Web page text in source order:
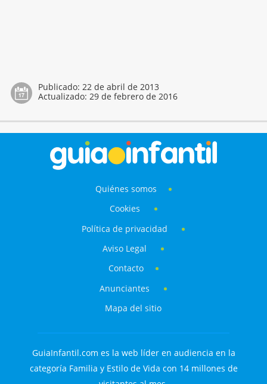
Publicado: 22 de abril de 2013
Actualizado: 29 de febrero de 2016
Quiénes somos
Cookies
Política de privacidad
Aviso Legal
Contacto
Anunciantes
Mapa del sitio
GuiaInfantil.com es la web líder en audiencia en la
categoría Familia y Estilo de Vida con 14 millones de